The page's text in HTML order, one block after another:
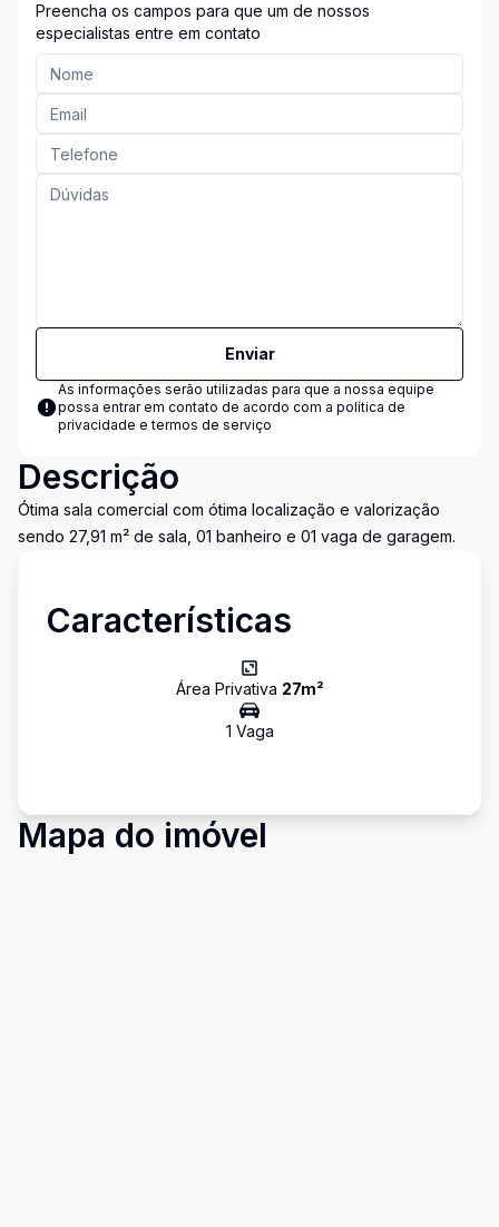
Preencha os campos para que um de nossos
especialistas entre em contato
Enviar
As informações serão utilizadas para que a nossa equipe
possa entrar em contato de acordo com a política de
privacidade e termos de serviço
Descrição
Ótima sala comercial com ótima localização e valorização
sendo 27,91 m² de sala, 01 banheiro e 01 vaga de garagem.
Características
Área Privativa 27m²
1 Vaga
Mapa do imóvel